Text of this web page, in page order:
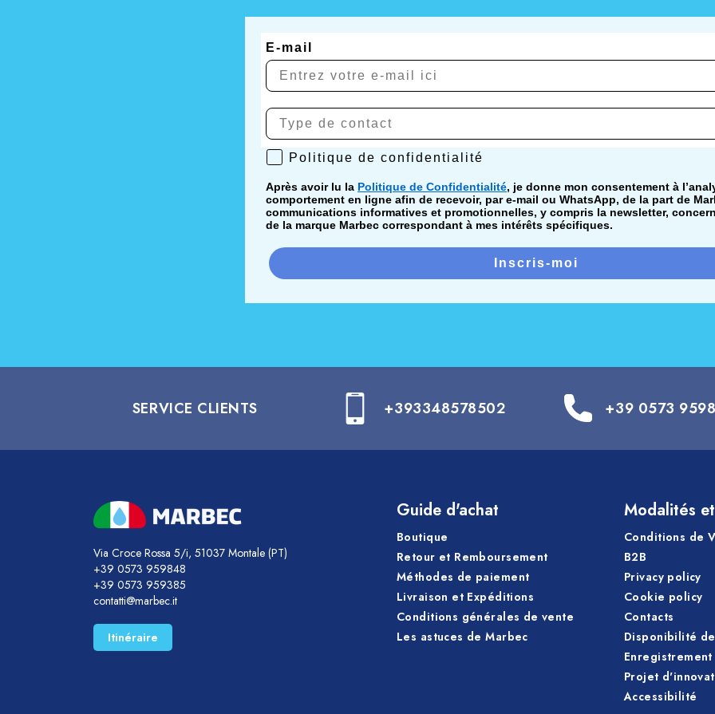
E-mail
Politique de confidentialité
Politique de confidentialité
Après avoir lu la Politique de Confidentialité, je donne mon consentement à
comportement en ligne afin de recevoir, par e-mail ou WhatsApp, de la part de
communications informatives et promotionnelles, y compris la newsletter,
de la marque Marbec correspondant à mes intérêts spécifiques.
Inscris-moi
SERVICE CLIENTS +393348578502 +39 0573
Via Croce Rossa 5/i, 51037 Montale (PT)
+39 0573 959848
+39 0573 959385
contatti@marbec.it
Itinéraire
Guide d'achat
Boutique
Retour et Remboursement
Méthodes de paiement
Livraison et Expéditions
Conditions générales de vente
Les astuces de Marbec
Modalités
Conditions de
B2B
Privacy policy
Cookie policy
Contacts
Disponibilité
Projet
Accessibilité